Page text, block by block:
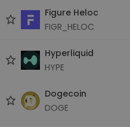
Figure Heloc
FIGR_HELOC
Hyperliquid
HYPE
Dogecoin
DOGE